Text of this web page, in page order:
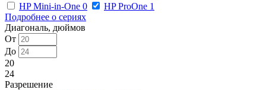
HP Mini-in-One 0 HP ProOne 1
Подробнее о сериях
Диагональ, дюймов
От
До
20
24
Разрешение